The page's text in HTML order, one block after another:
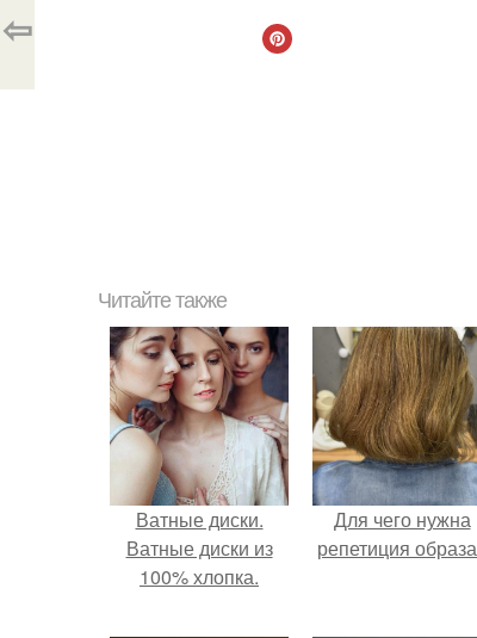
⇦
Читайте также
Ватные диски.
Ватные диски из
100% хлопка.
Для чего нужна
репетиция